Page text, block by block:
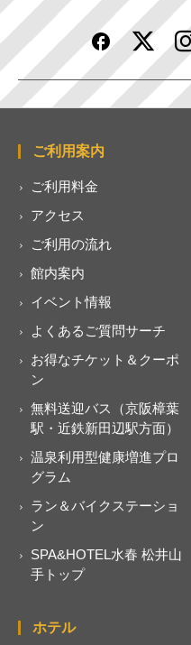
ご利用案内
ご利用料金
アクセス
ご利用の流れ
館内案内
イベント情報
よくあるご質問サーチ
お得なチケット＆クーポ
ン
無料送迎バス（京阪樟葉
駅・近鉄新田辺駅方面）
温泉利用型健康増進プロ
グラム
ラン＆バイクステーショ
ン
SPA&HOTEL水春 松井山
手トップ
ホテル